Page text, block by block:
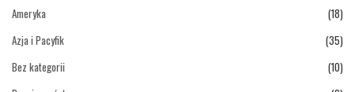
Ameryka
(18)
Azja i Pacyfik
(35)
Bez kategorii
(10)